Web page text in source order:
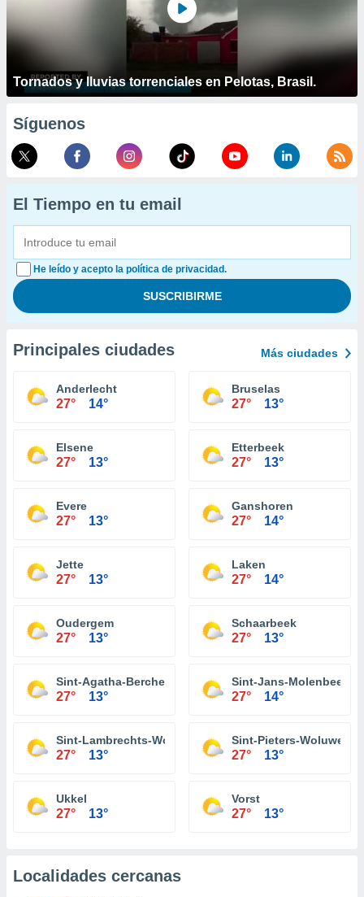
Tornados y lluvias torrenciales en Pelotas, Brasil.
Síguenos
El Tiempo en tu email
He leído y acepto la política de privacidad.
Principales ciudades Más ciudades
Anderlecht
27° 14°
Bruselas
27° 13°
Elsene
27° 13°
Etterbeek
27° 13°
Evere
27° 13°
Ganshoren
27° 14°
Jette
27° 13°
Laken
27° 14°
Oudergem
27° 13°
Schaarbeek
27° 13°
Sint-Agatha-Berchem
27° 13°
Sint-Jans-Molenbeek
27° 14°
Sint-Lambrechts-Woluwe
27° 13°
Sint-Pieters-Woluwe
27° 13°
Ukkel
27° 13°
Vorst
27° 13°
Localidades cercanas